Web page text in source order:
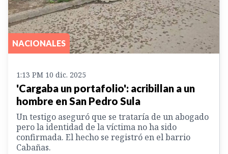
NACIONALES
1:13 PM 10 dic. 2025
'Cargaba un portafolio': acribillan a un
hombre en San Pedro Sula
Un testigo aseguró que se trataría de un abogado
pero la identidad de la víctima no ha sido
confirmada. El hecho se registró en el barrio
Cabañas.